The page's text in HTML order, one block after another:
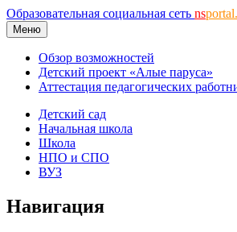
Образовательная социальная сеть ns
Меню
Обзор возможностей
Детский проект «Алые паруса»
Аттестация педагогических
Детский сад
Начальная школа
Школа
НПО и СПО
ВУЗ
Навигация